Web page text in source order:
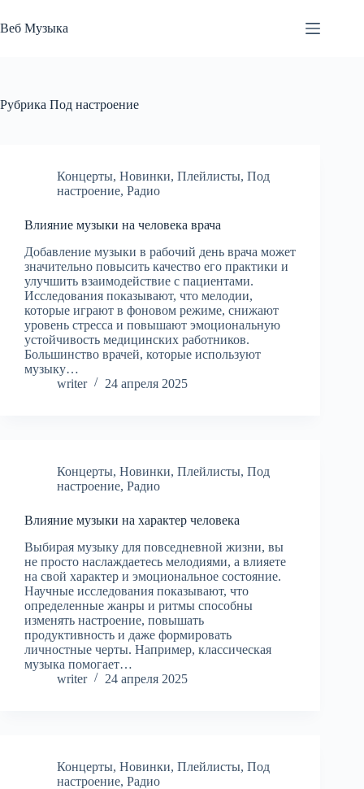
к
сути
Веб Музыка
Рубрика Под настроение
Концерты, Новинки, Плейлисты, Под
настроение, Радио
Влияние музыки на человека врача
Добавление музыки в рабочий день врача может
значительно повысить качество его практики и
улучшить взаимодействие с пациентами.
Исследования показывают, что мелодии,
которые играют в фоновом режиме, снижают
уровень стресса и повышают эмоциональную
устойчивость медицинских работников.
Большинство врачей, которые используют
музыку…
writer
24 апреля 2025
Концерты, Новинки, Плейлисты, Под
настроение, Радио
Влияние музыки на характер человека
Выбирая музыку для повседневной жизни, вы
не просто наслаждаетесь мелодиями, а влияете
на свой характер и эмоциональное состояние.
Научные исследования показывают, что
определенные жанры и ритмы способны
изменять настроение, повышать
продуктивность и даже формировать
личностные черты. Например, классическая
музыка помогает…
writer
24 апреля 2025
Концерты, Новинки, Плейлисты, Под
настроение, Радио